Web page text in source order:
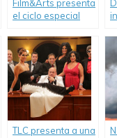
Film&Arts presenta
el ciclo especial
TLC presenta a una